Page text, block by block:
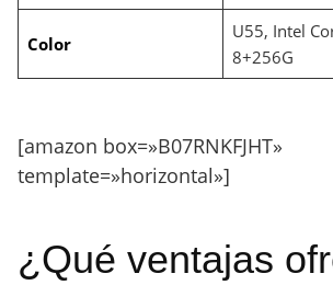
Color
U55, Intel
8+256G
[amazon box=»B07RNKFJHT»
template=»horizontal»]
¿Qué ventajas